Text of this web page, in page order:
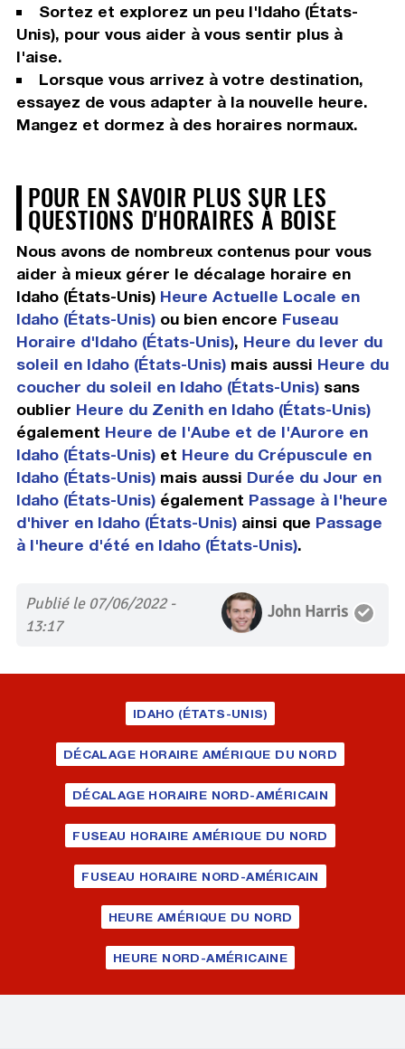
Sortez et explorez un peu l'Idaho (États-
Unis), pour vous aider à vous sentir plus à
l'aise.
Lorsque vous arrivez à votre destination,
essayez de vous adapter à la nouvelle heure.
Mangez et dormez à des horaires normaux.
POUR EN SAVOIR PLUS SUR LES
QUESTIONS D'HORAIRES À BOISE
Nous avons de nombreux contenus pour vous
aider à mieux gérer le décalage horaire en
Idaho (États-Unis) Heure Actuelle Locale en
Idaho (États-Unis)ou bien encore Fuseau
Horaire d'Idaho (États-Unis), Heure du lever du
soleil en Idaho (États-Unis)mais aussi Heure du
coucher du soleil en Idaho (États-Unis)sans
oublier Heure du Zenith en Idaho (États-Unis)
également Heure de l'Aube et de l'Aurore en
Idaho (États-Unis)et Heure du Crépuscule en
Idaho (États-Unis)mais aussi Durée du Jour en
Idaho (États-Unis)également Passage à l'heure
d'hiver en Idaho (États-Unis)ainsi que Passage
à l'heure d'été en Idaho (États-Unis).
Publié le 07/06/2022 -
13:17
John Harris
IDAHO (ÉTATS-UNIS)
DÉCALAGE HORAIRE AMÉRIQUE DU NORD
DÉCALAGE HORAIRE NORD-AMÉRICAIN
FUSEAU HORAIRE AMÉRIQUE DU NORD
FUSEAU HORAIRE NORD-AMÉRICAIN
HEURE AMÉRIQUE DU NORD
HEURE NORD-AMÉRICAINE